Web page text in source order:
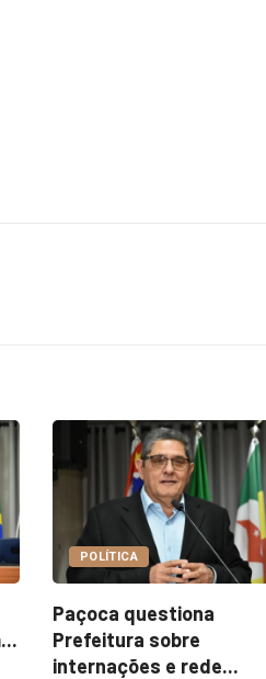
COTIDIANO
Garimpo Day reúne
brechós, gastronomia e
atrações...